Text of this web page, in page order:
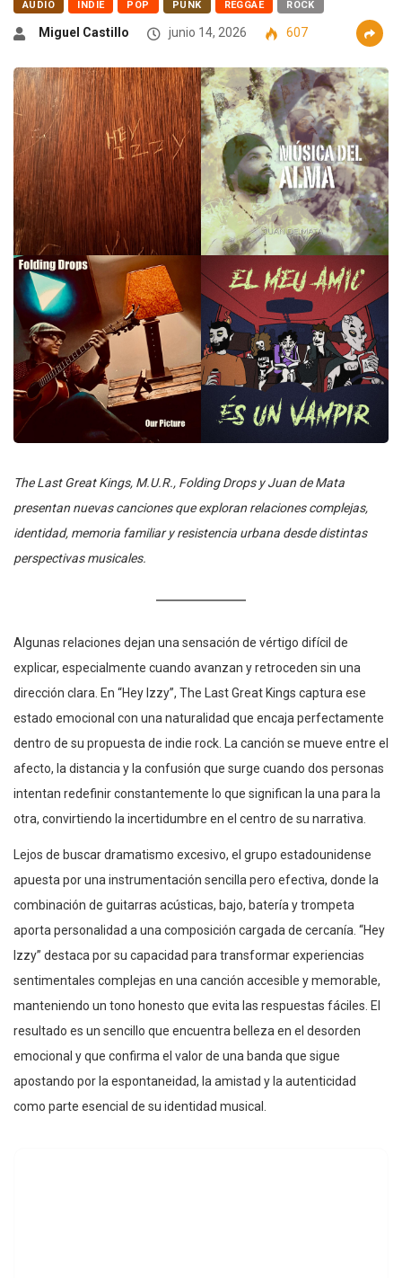
AUDIO INDIE POP PUNK REGGAE ROCK
Miguel Castillo junio 14, 2026 607
The Last Great Kings, M.U.R., Folding Drops y Juan de Mata
presentan nuevas canciones que exploran relaciones complejas,
identidad, memoria familiar y resistencia urbana desde distintas
perspectivas musicales.
Algunas relaciones dejan una sensación de vértigo difícil de
explicar, especialmente cuando avanzan y retroceden sin una
dirección clara. En “Hey Izzy”, The Last Great Kings captura ese
estado emocional con una naturalidad que encaja perfectamente
dentro de su propuesta de indie rock. La canción se mueve entre el
afecto, la distancia y la confusión que surge cuando dos personas
intentan redefinir constantemente lo que significan la una para la
otra, convirtiendo la incertidumbre en el centro de su narrativa.
Lejos de buscar dramatismo excesivo, el grupo estadounidense
apuesta por una instrumentación sencilla pero efectiva, donde la
combinación de guitarras acústicas, bajo, batería y trompeta
aporta personalidad a una composición cargada de cercanía. “Hey
Izzy” destaca por su capacidad para transformar experiencias
sentimentales complejas en una canción accesible y memorable,
manteniendo un tono honesto que evita las respuestas fáciles. El
resultado es un sencillo que encuentra belleza en el desorden
emocional y que confirma el valor de una banda que sigue
apostando por la espontaneidad, la amistad y la autenticidad
como parte esencial de su identidad musical.